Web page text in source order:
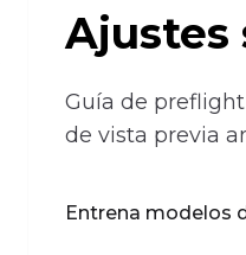
Ajustes
Guía de
de vista previa
Entrena modelos